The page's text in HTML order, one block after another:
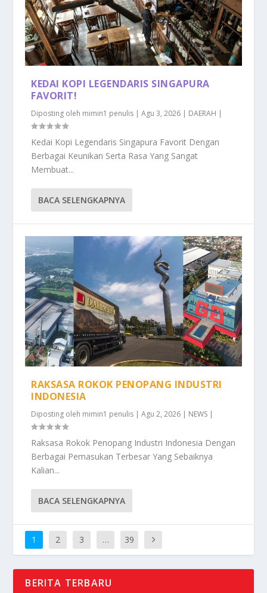
KEDAI KOPI LEGENDARIS SINGAPURA
FAVORIT!
Diposting oleh mimin1 penulis |Agu 3, 2026 | DAERAH |
Kedai Kopi Legendaris Singapura Favorit Dengan
Berbagai Keunikan Serta Rasa Yang Sangat
Membuat...
BACA SELENGKAPNYA
RAKSASA ROKOK PENOPANG INDUSTRI
INDONESIA
Diposting oleh mimin1 penulis |Agu 2, 2026 | NEWS |
Raksasa Rokok Penopang Industri Indonesia Dengan
Berbagai Pemasukan Terbesar Yang Sebaiknya
Kalian...
BACA SELENGKAPNYA
1 2 3 … 39
BERITA TERBARU